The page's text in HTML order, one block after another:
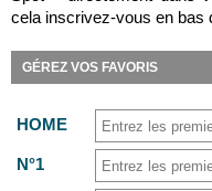
cela inscrivez-vous en bas
GÉREZ VOS FAVORIS
HOME
N°1